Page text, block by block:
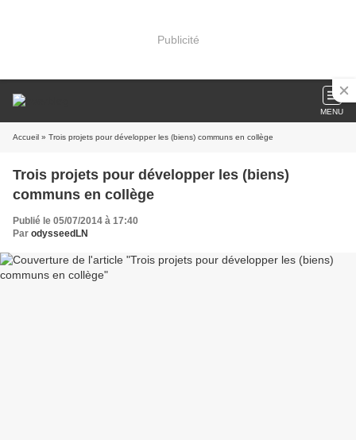
Publicité
MENU
Accueil » Trois projets pour développer les (biens) communs en collège
Trois projets pour développer les (biens)
communs en collège
Publié le 05/07/2014 à 17:40
Par odysseedLN